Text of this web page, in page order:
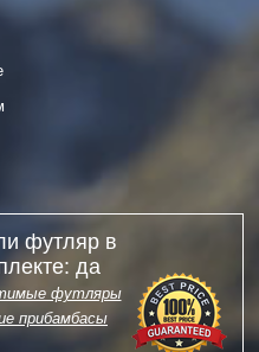
футляр в
да
футляры
прибамбасы